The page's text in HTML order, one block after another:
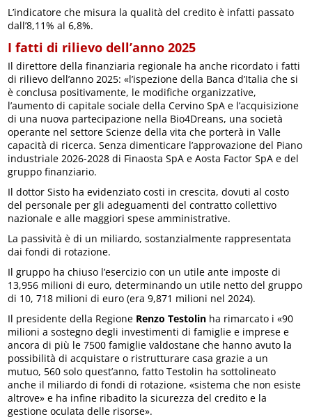
L’indicatore che misura la qualità del credito è infatti passato
dall’8,11% al 6,8%.
I fatti di rilievo dell’anno 2025
Il direttore della finanziaria regionale ha anche ricordato i fatti
di rilievo dell’anno 2025: «l’ispezione della Banca d’Italia che si
è conclusa positivamente, le modifiche organizzative,
l’aumento di capitale sociale della Cervino SpA e l’acquisizione
di una nuova partecipazione nella Bio4Dreans, una società
operante nel settore Scienze della vita che porterà in Valle
capacità di ricerca. Senza dimenticare l’approvazione del Piano
industriale 2026-2028 di Finaosta SpA e Aosta Factor SpA e del
gruppo finanziario.
Il dottor Sisto ha evidenziato costi in crescita, dovuti al costo
del personale per gli adeguamenti del contratto collettivo
nazionale e alle maggiori spese amministrative.
La passività è di un miliardo, sostanzialmente rappresentata
dai fondi di rotazione.
Il gruppo ha chiuso l’esercizio con un utile ante imposte di
13,956 milioni di euro, determinando un utile netto del gruppo
di 10, 718 milioni di euro (era 9,871 milioni nel 2024).
Il presidente della Regione Renzo Testolin ha rimarcato i «90
milioni a sostegno degli investimenti di famiglie e imprese e
ancora di più le 7500 famiglie valdostane che hanno avuto la
possibilità di acquistare o ristrutturare casa grazie a un
mutuo, 560 solo quest’anno, fatto Testolin ha sottolineato
anche il miliardo di fondi di rotazione, «sistema che non esiste
altrove» e ha infine ribadito la sicurezza del credito e la
gestione oculata delle risorse».